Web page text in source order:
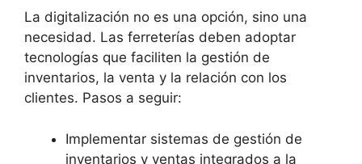
La digitalización no es una opción, sino una
necesidad. Las ferreterías deben adoptar
tecnologías que faciliten la gestión de
inventarios, la venta y la relación con los
clientes. Pasos a seguir:
Implementar sistemas de gestión de
inventarios y ventas integrados a la